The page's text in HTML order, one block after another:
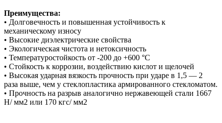
Преимущества:
• Долговечность и повышенная устойчивость к
механическому износу
• Высокие диэлектрические свойства
• Экологическая чистота и нетоксичность
• Температуростойкость от -200 до +600 °С
• Стойкость к коррозии, воздействию кислот и щелочей
• Высокая ударная вязкость прочность при ударе в 1,5 — 2
раза выше, чем у стеклопластика армированного стекломатом.
• Прочность на разрыв аналогично нержавеющей стали 1667
Н/ мм2 или 170 кгс/ мм2